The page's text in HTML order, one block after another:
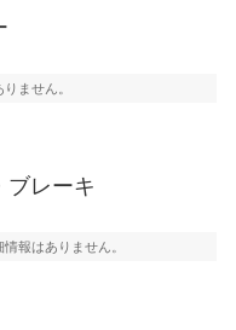
ません。
ブレーキ
報はありません。